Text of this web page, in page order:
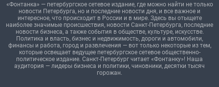
«Фонтанка» — петербургское сетевое издание, где можно найти не только
новости Петербурга, но и последние новости дня, и все важное и
интересное, что происходит в России и в мире. Здесь вы отыщете
наиболее значимые происшествия, новости Санкт-Петербурга, последние
новости бизнеса, а также события в обществе, культуре, искусстве.
Политика и власть, бизнес и недвижимость, дороги и автомобили,
финансы и работа, город и развлечения — вот только некоторые из тем,
которые освещает ведущее петербургское сетевое общественно-
политическое издание. Санкт-Петербург читает «Фонтанку»! Наша
аудитория — лидеры бизнеса и политики, чиновники, десятки тысяч
горожан.